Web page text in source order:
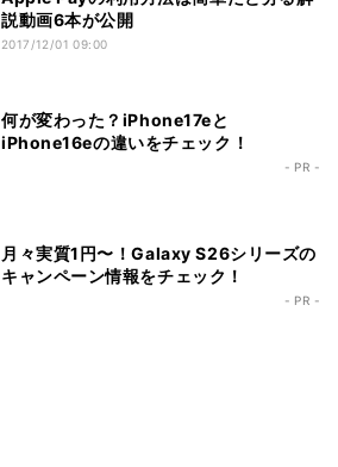
説動画6本が公開
2017/12/01 09:00
何が変わった？iPhone17eと
iPhone16eの違いをチェック！
- PR -
月々実質1円〜！Galaxy S26シリーズの
キャンペーン情報をチェック！
- PR -